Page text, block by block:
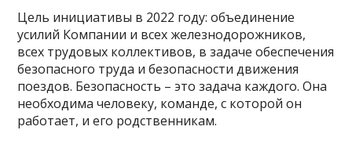
Цель инициативы в 2022 году: объединение
усилий Компании и всех железнодорожников,
всех трудовых коллективов, в задаче обеспечения
безопасного труда и безопасности движения
поездов. Безопасность – это задача каждого. Она
необходима человеку, команде, с которой он
работает, и его родственникам.